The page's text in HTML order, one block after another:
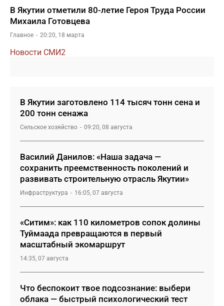
В Якутии отметили 80-летие Героя Труда России
Михаила Готовцева
Главное 20:20, 18 марта
Новости СМИ2
В Якутии заготовлено 114 тысяч тонн сена и
200 тонн сенажа
Сельское хозяйство 09:20, 08 августа
Василий Данилов: «Наша задача —
сохранить преемственность поколений и
развивать строительную отрасль Якутии»
Инфраструктура 16:05, 07 августа
«Ситим»: как 110 километров сопок долины
Туймаада превращаются в первый
масштабный экомаршрут
14:35, 07 августа
Что беспокоит твое подсознание: выбери
облака — быстрый психологический тест